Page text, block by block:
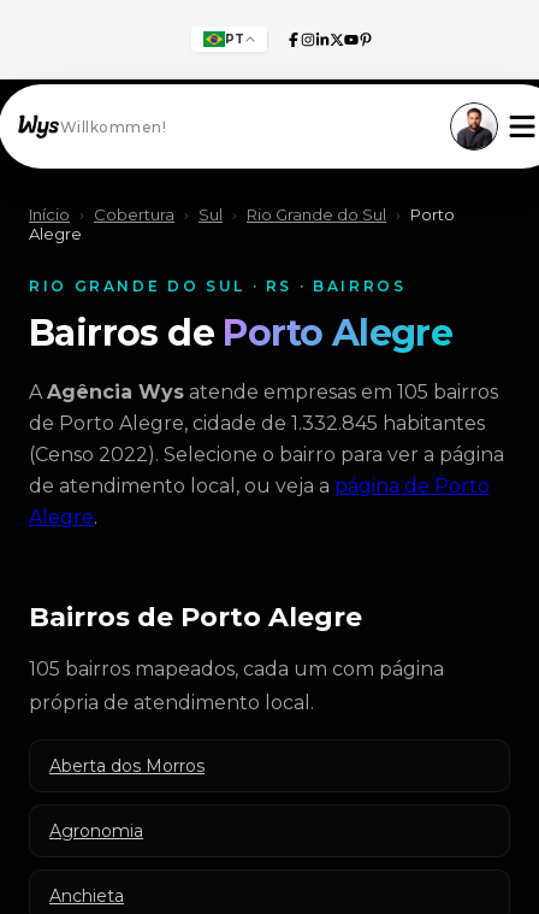
PT
Willkommen!
Início › Cobertura › Sul › Rio Grande do Sul ›
Porto
Alegre
RIO GRANDE DO SUL · RS · BAIRROS
Bairros de Porto Alegre
AAgência Wys atende empresas em 105 bairros
de Porto Alegre, cidade de 1.332.845 habitantes
(Censo 2022). Selecione o bairro para ver a página
de atendimento local, ou veja a página de Porto
Alegre.
Bairros de Porto Alegre
105 bairros mapeados, cada um com página
própria de atendimento local.
Aberta dos Morros
Agronomia
Anchieta